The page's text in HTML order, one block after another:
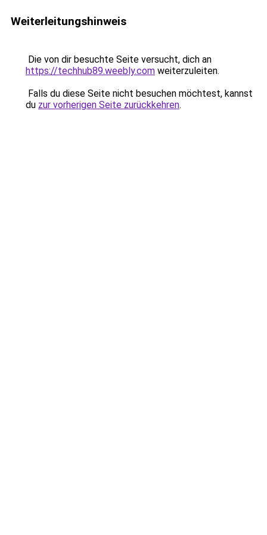
Weiterleitungshinweis
Die von dir besuchte Seite versucht, dich an
https://techhub89.weebly.com weiterzuleiten.
Falls du diese Seite nicht besuchen möchtest, kannst
du zur vorherigen Seite zurückkehren.